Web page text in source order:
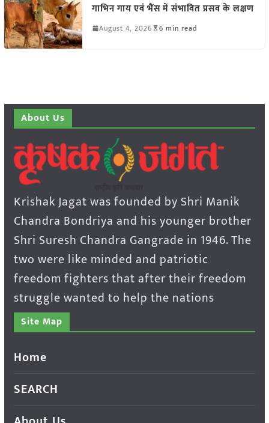
गाभिन गाय एवं भैंस में संभावित प्रसव के लक्षण
August 4, 2026 6 min read
About Us
Krishak Jagat was founded by Shri Manik
Chandra Bondriya and his younger brother
Shri Suresh Chandra Gangrade in 1946. The
two were like minded and patriotic
freedom fighters that after their freedom
struggle wanted to help the nations
Site Map
Home
SEARCH